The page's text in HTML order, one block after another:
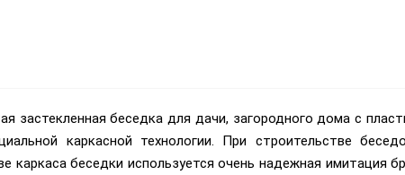
застекленная беседка для дачи, загородного дома с
каркасной технологии. При строительстве
каркаса беседки используется очень надежная имитация